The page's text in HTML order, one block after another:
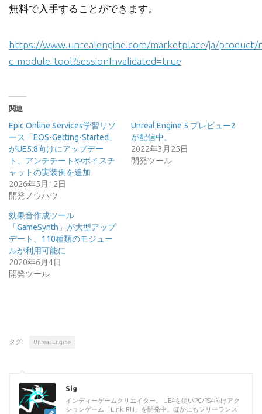
無料で入手することができます。
https://www.unrealengine.com/marketplace/ja/product/
c-module-tool?sessionInvalidated=true
関連
Epic Online Services学習リソ
ース「EOS-Getting-Started」
がUE5.8向けにアップデー
ト、アンチチートやボイスチ
ャットの実装例を追加
2026年5月12日
開発ノウハウ
Unreal Engine 5 プレビュー2
が配信中。
2022年3月25日
開発ツール
効果音作成ツール
「GameSynth」が大型アップ
デート、110種類のモジュー
ルが利用可能に
2020年6月4日
開発ツール
タグ: Unreal Engine
Sig
インディーゲームクリエイター。 UE4を使いPC/PS4向けアク
ションゲーム「Link: RH」を開発中。ほかにもフリーランス